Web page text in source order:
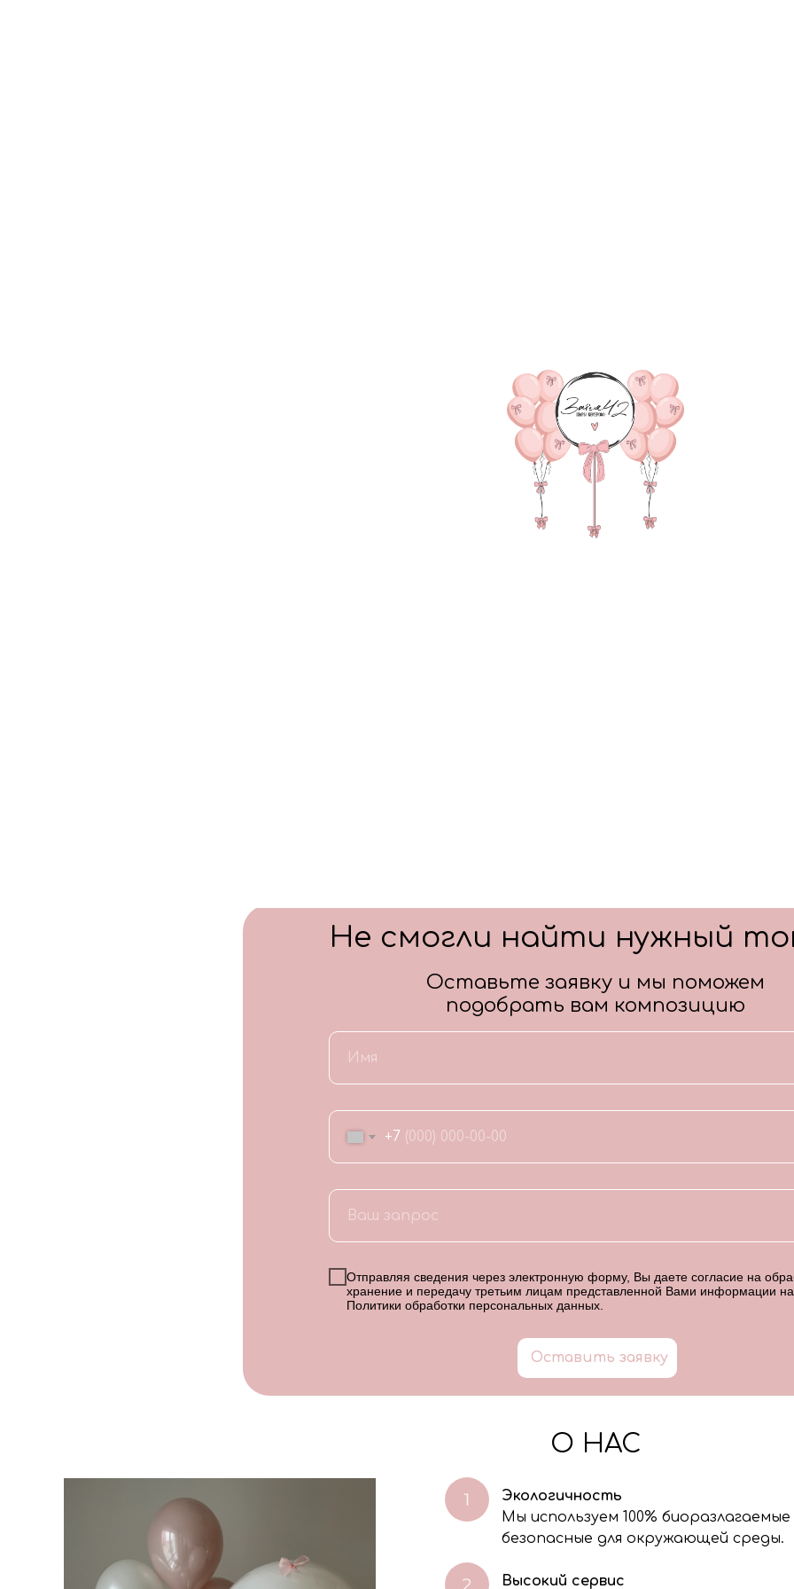
В КОРЗИНУ
1102-0015
+7
Отправляя сведения через электронную форму, Вы даете согласие на
хранение и передачу третьим лицам представленной Вами информации на
Политики обработки персональных данных.
Оставить заявку
Не смогли найти нужный
Оставьте заявку и мы поможем
подобрать вам композицию
О НАС
Экологичность
Мы используем 100%
безопасные для окружающей среды.
Высокий сервис